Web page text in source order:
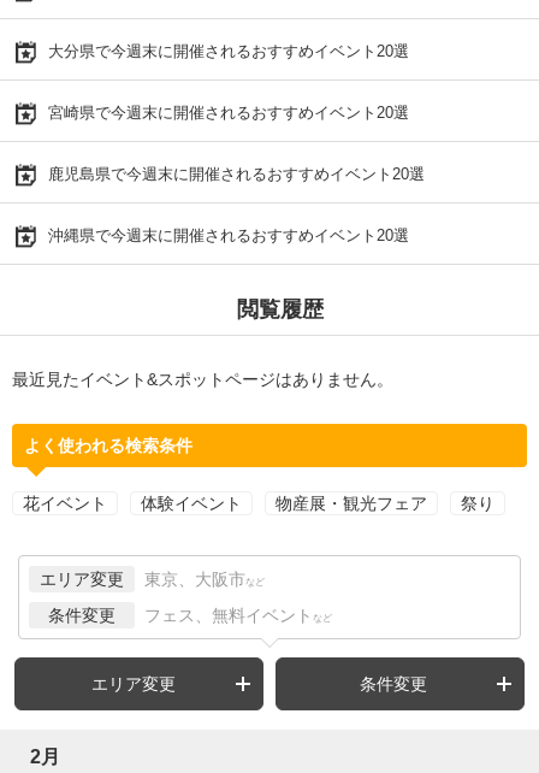
大分県で今週末に開催されるおすすめイベント20選
宮崎県で今週末に開催されるおすすめイベント20選
鹿児島県で今週末に開催されるおすすめイベント20選
沖縄県で今週末に開催されるおすすめイベント20選
閲覧履歴
最近見たイベント&スポットページはありません。
よく使われる検索条件
花イベント 体験イベント 物産展・観光フェア 祭り
エリア変更 東京、大阪市 など
条件変更 フェス、無料イベント など
エリア変更 条件変更
2月